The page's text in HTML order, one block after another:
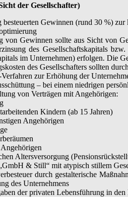
der Gesellschafter)
Gewinnen (rund 30 %)
von Gewinnen sollte aus Sicht von
des Gesellschaftskapitals
im Unternehmen) erfolgen. Die
des Gesellschafters sollten
zur Erhöhung der
– bei einem niedrigen
von Verträgen mit Angehörigen:
Kindern (ab 15 Jahren)
Angehörigen
Altersversorgung
& Still“ mit atypisch stillem
durch gestalterische
des Unternehmens
der privaten Lebensführung in